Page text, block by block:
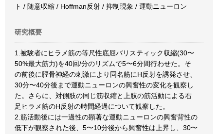
ト / 随意収縮 / Hoffman反射 / 抑制現象 / 運動ニューロン
研究概要
1.被験者にヒラメ筋の等尺性底屈バリスティック収縮(30〜
50%最大筋力)を40回/分のリズムで5〜6分間行わせた。そ
の前後に脛骨神経の刺激により同名筋にH反射を誘発させ、
30分〜40分後まで運動ニューロンの興奮性の変化を観察し
た。さらに、対側肢の同じ筋収縮と上肢の筋活動による右
足ヒラメ筋のH反射の時間経過について観察した。
2.筋活動後には一過性の顕著な運動ニューロンの興奮背性の
低下が観察された後、5〜10分後から興奮性は上昇し、30〜